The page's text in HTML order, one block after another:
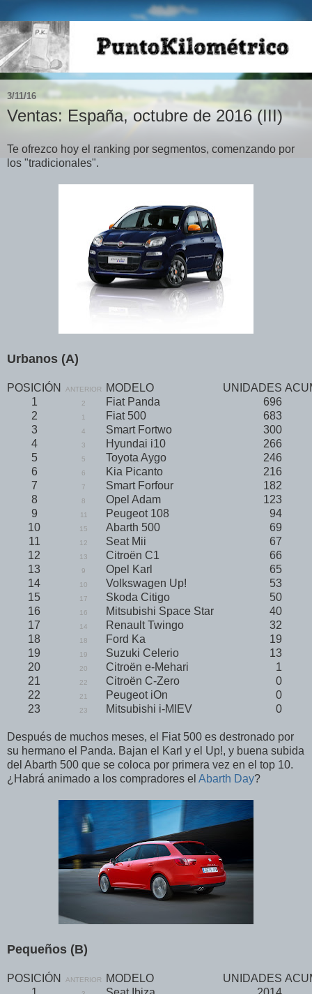
3/11/16
Ventas: España, octubre de 2016 (III)
Te ofrezco hoy el ranking por segmentos, comenzando por
los "tradicionales".
Urbanos (A)
POSICIÓN ANTERIOR MODELO UNIDADES
1
2 Fiat Panda
696
2
1 Fiat 500
683
3
4 Smart Fortwo
300
4
3 Hyundai i10
266
5
5 Toyota Aygo
246
6
6 Kia Picanto
216
7
7 Smart Forfour
182
8
8 Opel Adam
123
9
11 Peugeot 108
94
10
15 Abarth 500
69
11
12 Seat Mii
67
12
13 Citroën C1
66
13
9 Opel Karl
65
14
10 Volkswagen Up!
53
15
17 Skoda Citigo
50
16
16 Mitsubishi Space Star
40
17
14 Renault Twingo
32
18
18 Ford Ka
19
19
19 Suzuki Celerio
13
20
20 Citroën e-Mehari
1
21
22 Citroën C-Zero
0
22
21 Peugeot iOn
0
23
23 Mitsubishi i-MIEV 0
Después de muchos meses, el Fiat 500 es destronado por
su hermano el Panda. Bajan el Karl y el Up!, y buena subida
del Abarth 500 que se coloca por primera vez en el top 10.
¿Habrá animado a los compradores el Abarth Day?
Pequeños (B)
POSICIÓN ANTERIOR MODELO UNIDADES